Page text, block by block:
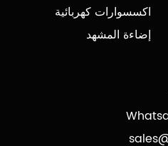
اكسسوارات كهربائية
إضاءة المشهد